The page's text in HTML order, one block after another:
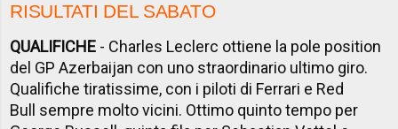
RISULTATI DEL SABATO
QUALIFICHE - Charles Leclerc ottiene la pole position
del GP Azerbaijan con uno straordinario ultimo giro.
Qualifiche tiratissime, con i piloti di Ferrari e Red
Bull sempre molto vicini. Ottimo quinto tempo per